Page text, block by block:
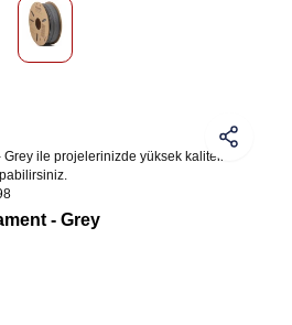
Grey ile projelerinizde yüksek kaliteli
- Grey